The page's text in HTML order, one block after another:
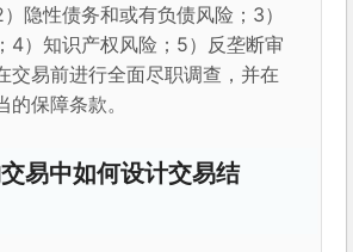
隐性债务和或有负债风险；3）
4）知识产权风险；5）反垄断审
交易前进行全面尽职调查，并在
保障条款。
易中如何设计交易结